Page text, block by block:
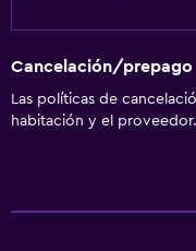
Cancelación/prepago
Las políticas de
habitación y el proveedor.